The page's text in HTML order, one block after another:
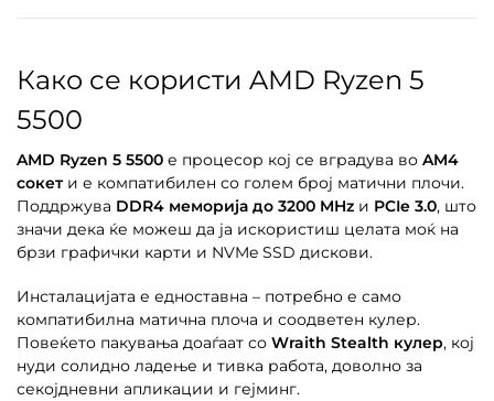
Како се користи AMD Ryzen 5
5500
AMD Ryzen 5 5500 е процесор кој се вградува во AM4
сокети е компатибилен со голем број матични плочи.
Поддржува DDR4 меморија до 3200 MHz и PCIe 3.0, што
значи дека ќе можеш да ја искористиш целата моќ на
брзи графички карти и NVMe SSD дискови.
Инсталацијата е едноставна – потребно е само
компатибилна матична плоча и соодветен кулер.
Повеќето пакувања доаѓаат со Wraith Stealth кулер, кој
нуди солидно ладење и тивка работа, доволно за
секојдневни апликации и гејминг.